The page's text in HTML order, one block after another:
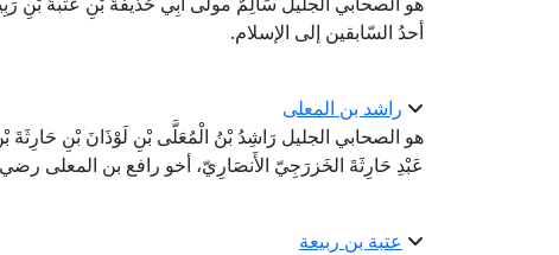
أحدُ السّابقين إلى الإسلام.
راشد بن المعلى
هو الصحابي الجليل رَاشِدُ بْنُ الْمُعَلَّى بْنِ لَوْذَانَ بْنِ
عَبْدِ حَارِثَةَ الخَزرَجِيّ الأَنصَارِيّ، أخو رافع بن المعلى رضي
عتبة بن ربيعة